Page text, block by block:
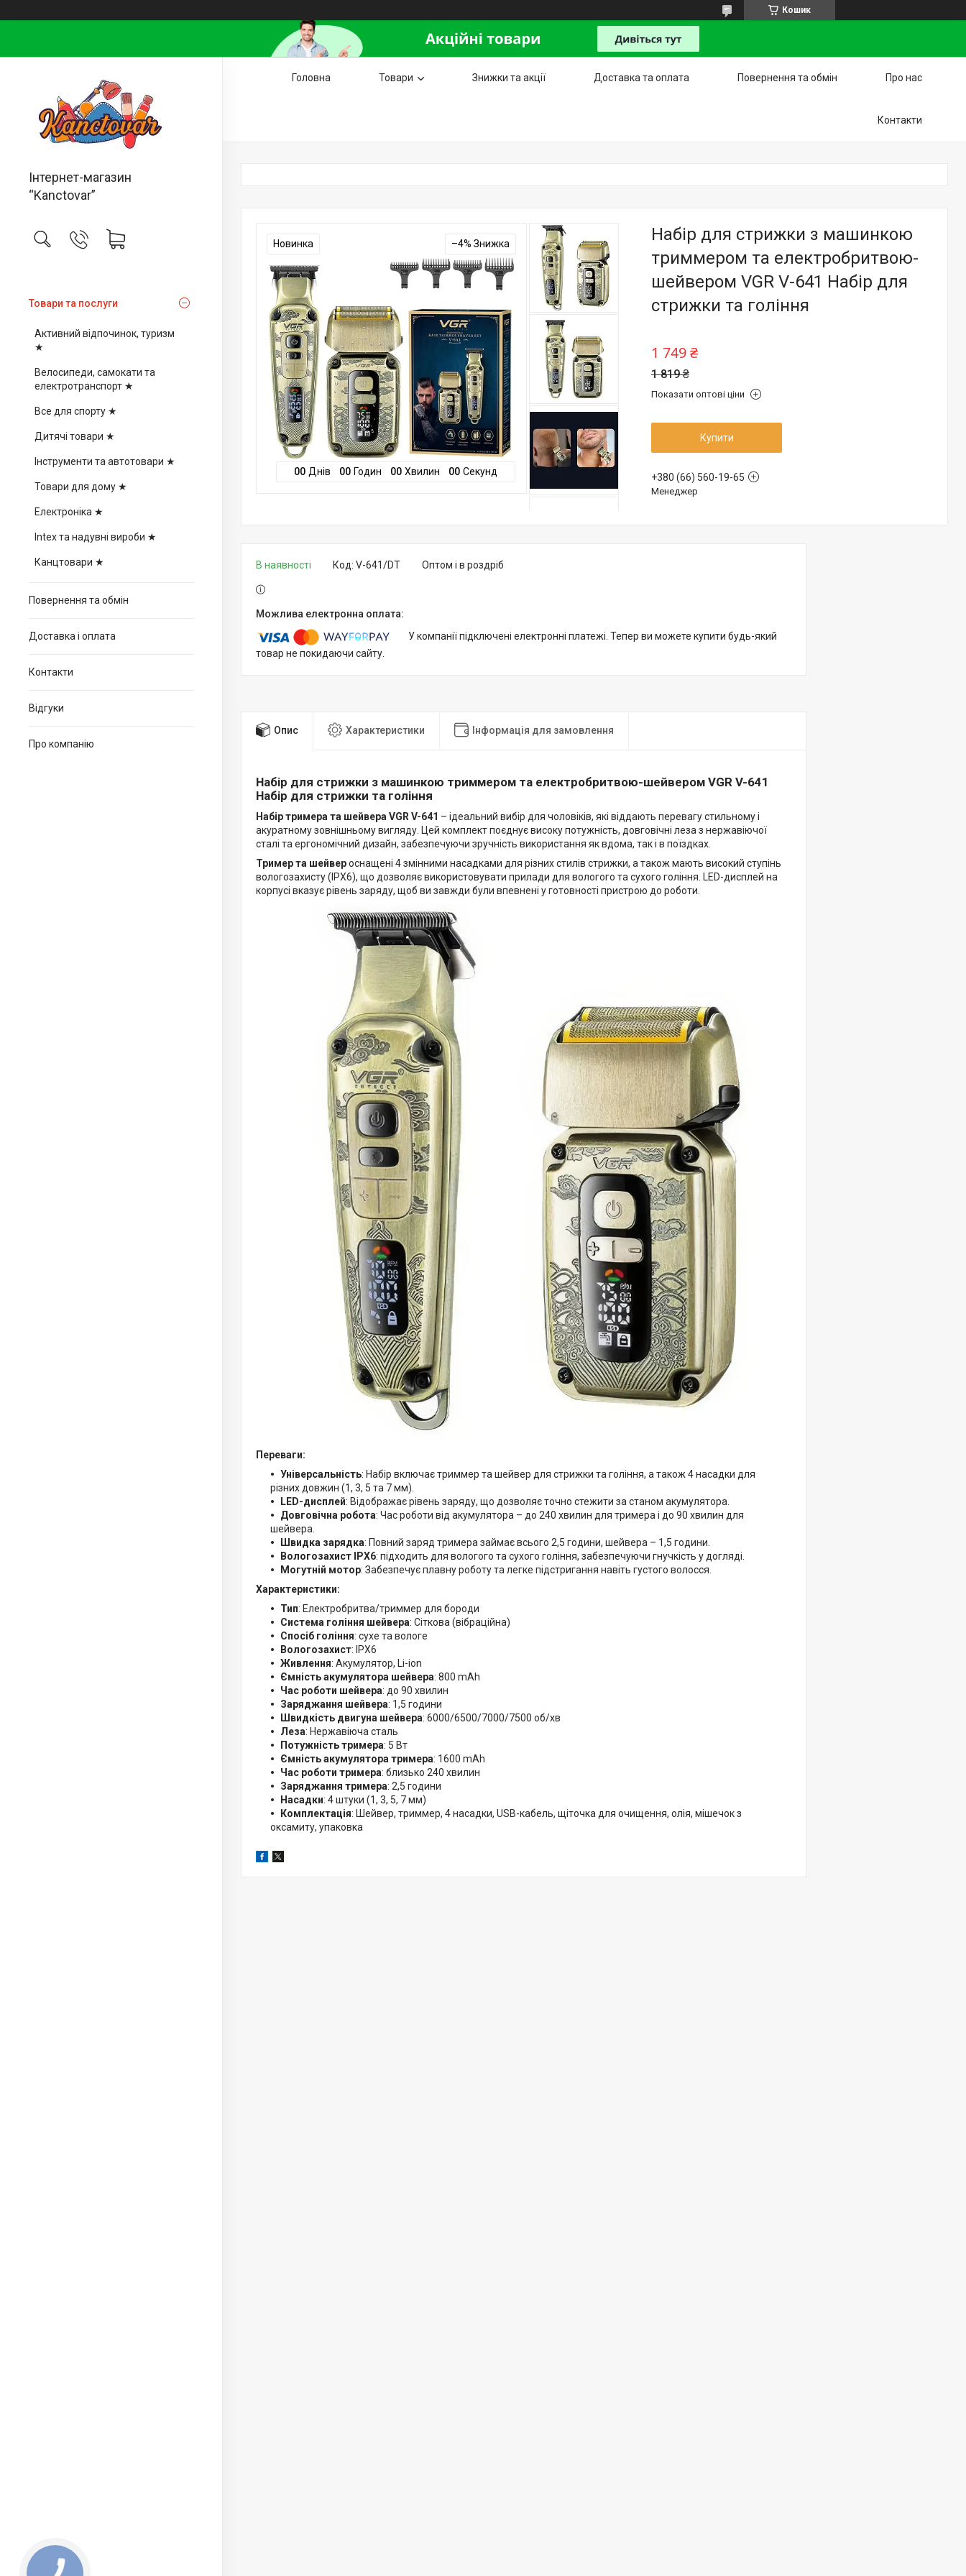
Кошик
Інтернет-магазин
“Kanctovar”
Товари та послуги
Активний відпочинок, туризм
★
Велосипеди, самокати та
електротранспорт ★
Все для спорту ★
Дитячі товари ★
Інструменти та автотовари ★
Товари для дому ★
Електроніка ★
Intex та надувні вироби ★
Канцтовари ★
Повернення та обмін
Доставка і оплата
Контакти
Відгуки
Про компанію
Головна Товари Знижки та акції Доставка та оплата Повернення та обмін Про нас
Контакти
Новинка –4%
00 Днів 00 Годин 00 Хвилин 00 Секунд
Набір для стрижки з машинкою
триммером та електробритвою-
шейвером VGR V-641 Набір для
стрижки та гоління
1 819 ₴
1 749 ₴
Показати оптові ціни
Купити
+380 (66) 560-19-65
Менеджер
В наявності Оптом і в роздріб
Код: V-641/DT
У компанії підключені електронні платежі. Тепер ви можете купити будь-який
товар не покидаючи сайту.
Опис Характеристики Інформація для замовлення
Набір для стрижки з машинкою триммером та електробритвою-шейвером VGR V-641
Набір для стрижки та гоління
Набір тримера та шейвера VGR V-641 – ідеальний вибір для чоловіків, які віддають перевагу стильному і
акуратному зовнішньому вигляду. Цей комплект поєднує високу потужність, довговічні леза з нержавіючої
сталі та ергономічний дизайн, забезпечуючи зручність використання як вдома, так і в поїздках.
Тример та шейвероснащені 4 змінними насадками для різних стилів стрижки, а також мають високий ступінь
вологозахисту (IPX6), що дозволяє використовувати прилади для вологого та сухого гоління. LED-дисплей на
корпусі вказує рівень заряду, щоб ви завжди були впевнені у готовності пристрою до роботи.
Переваги:
Універсальність: Набір включає триммер та шейвер для стрижки та гоління, а також 4 насадки для
різних довжин (1, 3, 5 та 7 мм).
LED-дисплей: Відображає рівень заряду, що дозволяє точно стежити за станом акумулятора.
Довговічна робота: Час роботи від акумулятора – до 240 хвилин для тримера і до 90 хвилин для
шейвера.
Швидка зарядка: Повний заряд тримера займає всього 2,5 години, шейвера – 1,5 години.
Вологозахист IPX6: підходить для вологого та сухого гоління, забезпечуючи гнучкість у догляді.
Могутній мотор: Забезпечує плавну роботу та легке підстригання навіть густого волосся.
Характеристики:
Тип: Електробритва/триммер для бороди
Система гоління шейвера: Сіткова (вібраційна)
Спосіб гоління: сухе та вологе
Вологозахист: IPX6
Живлення: Акумулятор, Li-ion
Ємність акумулятора шейвера: 800 mAh
Час роботи шейвера: до 90 хвилин
Заряджання шейвера: 1,5 години
Швидкість двигуна шейвера: 6000/6500/7000/7500 об/хв
Леза: Нержавіюча сталь
Потужність тримера: 5 Вт
Ємність акумулятора тримера: 1600 mAh
Час роботи тримера: близько 240 хвилин
Заряджання тримера: 2,5 години
Насадки: 4 штуки (1, 3, 5, 7 мм)
Комплектація: Шейвер, триммер, 4 насадки, USB-кабель, щіточка для очищення, олія, мішечок з
оксамиту, упаковка